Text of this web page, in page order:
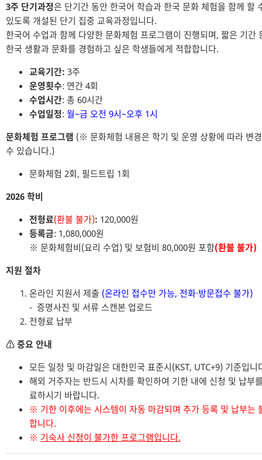
3주 단기과정은 단기간 동안 한국어 학습과 한국 문화 체험을 함께 할
있도록 개설된 단기 집중 교육과정입니다.
한국어 수업과 함께 다양한 문화체험 프로그램이 진행되며, 짧은 기간
한국 생활과 문화를 경험하고 싶은 학생들에게 적합합니다.
교육기간: 3주
운영횟수: 연간 4회
수업시간: 총 60시간
수업일정: 월~금 오전 9시~오후 1시
문화체험 프로그램 (※ 문화체험 내용은 학기 및 운영 상황에 따라 변
수 있습니다.)
문화체험 2회, 필드트립 1회
2026 학비
전형료(환불 불가): 120,000원
등록금: 1,080,000원
※ 문화체험비(요리 수업) 및 보험비 80,000원 포함(환불 불가)
지원 절차
온라인 지원서 제출 (온라인 접수만 가능, 전화·방문접수 불가)
- 증명사진 및 서류 스캔본 업로드
전형료 납부
⚠️ 중요 안내
모든 일정 및 마감일은 대한민국 표준시(KST, UTC+9) 기준입니
해외 거주자는 반드시 시차를 확인하여 기한 내에 신청 및 납부
료하시기 바랍니다.
※ 기한 이후에는 시스템이 자동 마감되며 추가 등록 및 납부는
합니다.
※ 기숙사 신청이 불가한 프로그램입니다.